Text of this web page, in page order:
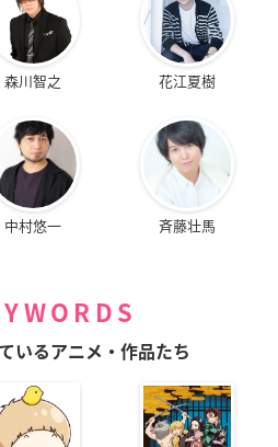
森川智之 花江夏樹
中村悠一 斉藤壮馬
いるアニメ・作品たち